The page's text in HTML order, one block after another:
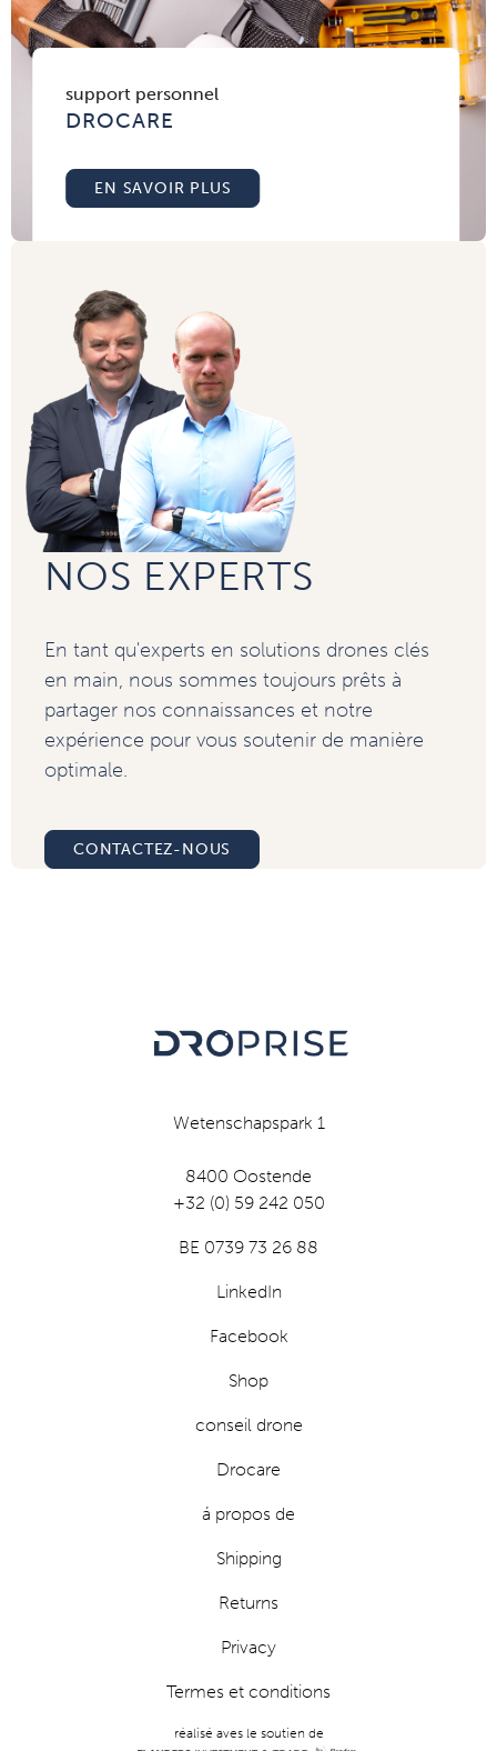
support personnel
DROCARE
EN SAVOIR PLUS
NOS EXPERTS
En tant qu'experts en solutions drones clés
en main, nous sommes toujours prêts à
partager nos connaissances et notre
expérience pour vous soutenir de manière
optimale.
CONTACTEZ-NOUS
Wetenschapspark 1
8400 Oostende
+32 (0) 59 242 050
BE 0739 73 26 88
LinkedIn
Facebook
Shop
conseil drone
Drocare
á propos de
Shipping
Returns
Privacy
Termes et conditions
réalisé aves le soutien de